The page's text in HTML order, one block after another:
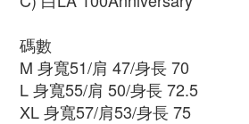
碼數
M 身寬51/肩 47/身長 70
L 身寬55/肩 50/身長 72.5
XL 身寬57/肩53/身長 75